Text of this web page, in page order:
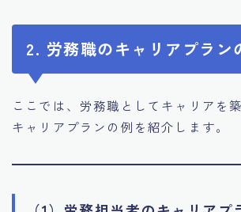
2. 労務職のキャリアプラン
ここでは、労務職としてキャリアを
キャリアプランの例を紹介します。